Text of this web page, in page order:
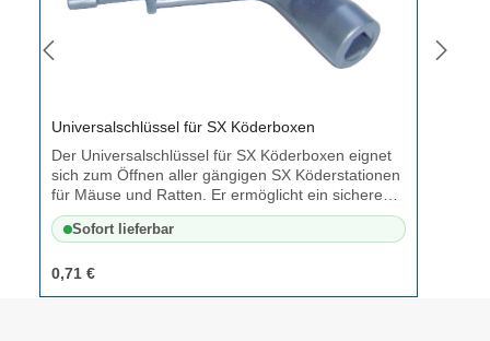
Universalschlüssel für SX Köderboxen
Der Universalschlüssel für SX Köderboxen eignet
sich zum Öffnen aller gängigen SX Köderstationen
für Mäuse und Ratten. Er ermöglicht ein sicheres,
komfortables und schnelles Öffnen der Boxen –
ideal für den regelmäßigen Einsatz in der
den privaten Gebrauch. Der Schlüssel besteht aus
robustem Kunststoff und passt exakt in das
Sofort lieferbar
0,71 €